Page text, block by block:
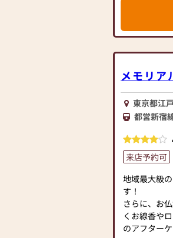
「仏壇や仏
越しくださ
お客様をお
ダンなデザ
ど、お客様
素材や彫刻
心からご供
さらに、仏
花立てなど
ただけます。
当店の魅力
ず、お求め
用いただけ
ので、安心
また、スタ
ます。お仏
えし、最適
お仏壇のサ
線香などに
す。
お仏壇のか
す。
・仏壇の《
・自分の家
・《マンシ
・《仏具だ
い
こうしたお
「こんなこ
メモリ
東京都江
都営新宿
来店予約可
地域最大級
す！
さらに、お
くお線香や
のアフター